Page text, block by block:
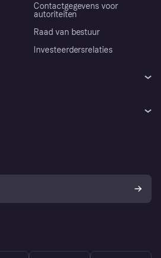
Contactgegevens voor
autoriteiten
Raad van bestuur
Investeerdersrelaties